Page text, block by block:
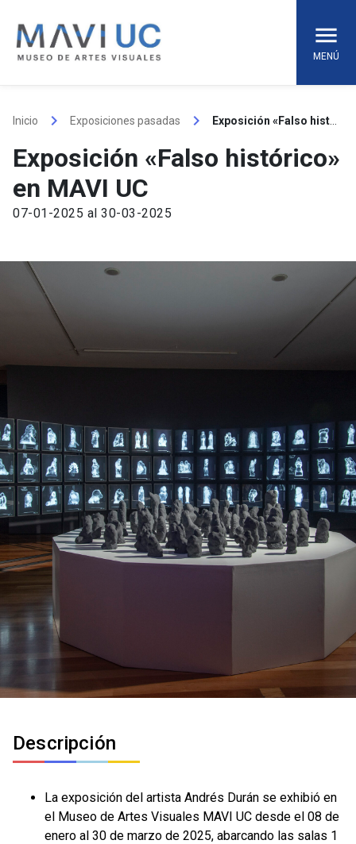
content
MENÚ
Inicio keyboard_arrow_right Exposiciones pasadas keyboard_arrow_right
Exposición «Falso histórico»
en MAVI UC
07-01-2025 al 30-03-2025
Descripción
La exposición del artista Andrés Durán se exhibió en
el Museo de Artes Visuales MAVI UC desde el 08 de
enero al 30 de marzo de 2025, abarcando las salas 1